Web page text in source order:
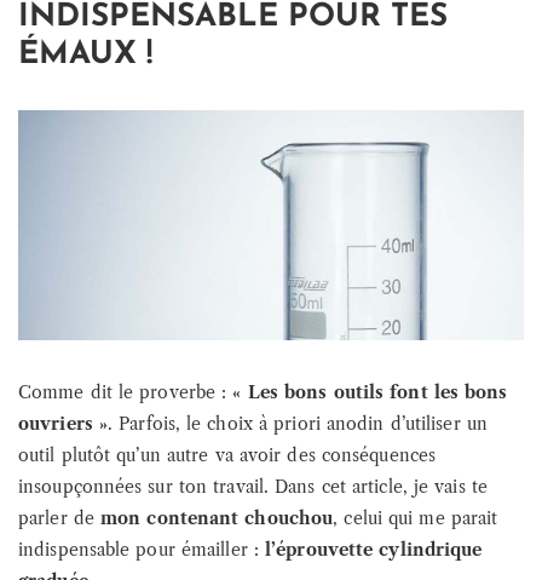
INDISPENSABLE POUR TES
ÉMAUX !
Comme dit le proverbe :« Les bons outils font les bons
ouvriers ». Parfois, le choix à priori anodin d’utiliser un
outil plutôt qu’un autre va avoir des conséquences
insoupçonnées sur ton travail. Dans cet article, je vais te
parler de mon contenant chouchou, celui qui me parait
indispensable pour émailler :l’éprouvette cylindrique